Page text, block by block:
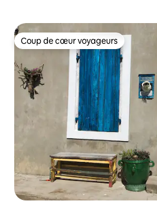
Coup de cœur voyageurs
Coup de cœur voyageurs